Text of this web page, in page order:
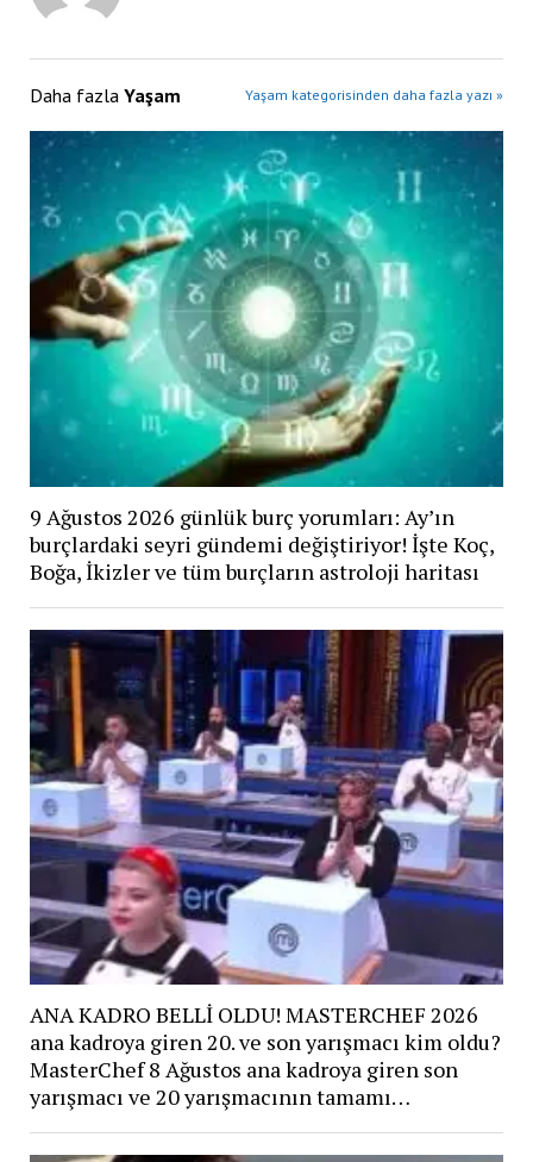
Daha fazla Yaşam Yaşam kategorisinden daha fazla yazı »
9 Ağustos 2026 günlük burç yorumları: Ay’ın
burçlardaki seyri gündemi değiştiriyor! İşte Koç,
Boğa, İkizler ve tüm burçların astroloji haritası
ANA KADRO BELLİ OLDU! MASTERCHEF 2026
ana kadroya giren 20. ve son yarışmacı kim oldu?
MasterChef 8 Ağustos ana kadroya giren son
yarışmacı ve 20 yarışmacının tamamı…